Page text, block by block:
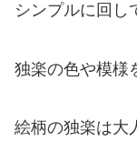
シンプルに回し
独楽の色や模様
絵柄の独楽は大